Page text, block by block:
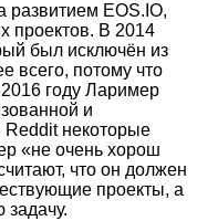
развитием EOS.IO,
проектов. В 2014
был исключён из
всего, потому что
году Лаример
и
Reddit некоторые
«не очень хорош
что он должен
проекты, а